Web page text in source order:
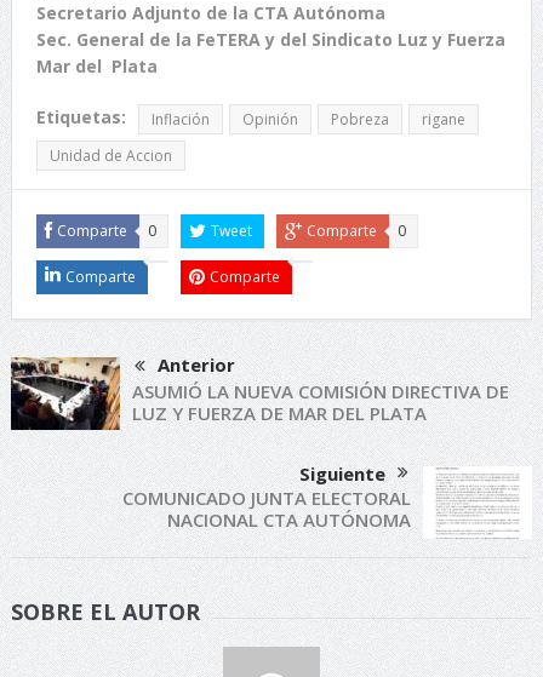
Secretario Adjunto de la CTA Autónoma
Sec. General de la FeTERA y del Sindicato Luz y Fuerza
Mar del Plata
Etiquetas: Inflación Opinión Pobreza
rigane
Unidad de Accion
Comparte 0 Tweet Comparte 0
Comparte Comparte
Anterior
ASUMIÓ LA NUEVA COMISIÓN DIRECTIVA DE
LUZ Y FUERZA DE MAR DEL PLATA
Siguiente
COMUNICADO JUNTA ELECTORAL
NACIONAL CTA AUTÓNOMA
SOBRE EL AUTOR